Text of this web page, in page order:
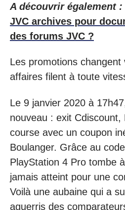
A découvrir également :
JVC archives pour
des forums JVC ?
Les promotions changent
affaires filent à toute
Le 9 janvier 2020 à
nouveau : exit Cdiscount,
course avec un coupon
Boulanger. Grâce au code
PlayStation 4 Pro tombe
jamais atteint pour une
Voilà une aubaine qui a
aguerris des